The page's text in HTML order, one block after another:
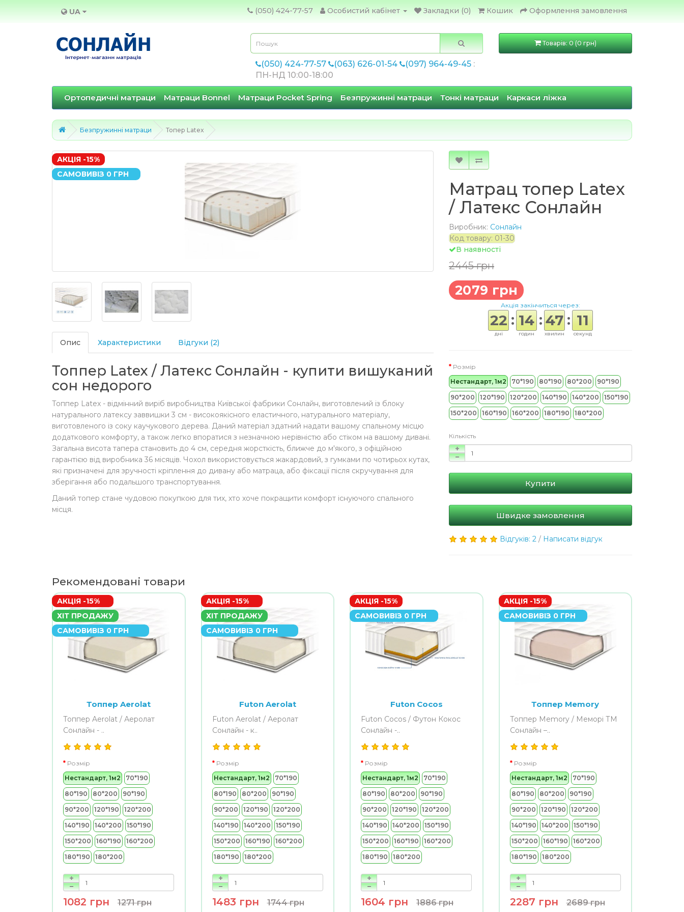
UA (050) 424-77-57 Особистий кабінет Закладки (0) Кошик Оформлення замовлення
(050) 424-77-57 (063) 626-01-54 (097) 964-49-45 :
ПН-НД 10:00-18:00
Товарів: 0 (0 грн)
Ортопедичні матраци Матраци Bonnel Матраци Pocket Spring Безпружинні матраци Тонкі матраци Каркаси ліжка
Безпружинні матраци Топер Latex
АКЦІЯ -15%
САМОВИВІЗ 0 ГРН
Опис Характеристики Відгуки (2)
Топпер Latex / Латекс Сонлайн - купити вишуканий
сон недорого
Топпер Latex - відмінний виріб виробництва Київської фабрики Сонлайн, виготовлений із блоку
натурального латексу заввишки 3 см - високоякісного еластичного, натурального матеріалу,
виготовленого із соку каучукового дерева. Даний матеріал здатний надати вашому спальному місцю
додаткового комфорту, а також легко впоратися з незначною нерівністю або стіком на вашому дивані.
Загальна висота тапера становить до 4 см, середня жорсткість, ближче до м'якого, з офіційною
гарантією від виробника 36 місяців. Чохол використовується жакардовий, з гумками по чотирьох кутах,
які призначені для зручності кріплення до дивану або матраца, або фіксації після скручування для
зберігання або подальшого транспортування.
Даний топер стане чудовою покупкою для тих, хто хоче покращити комфорт існуючого спального
місця.
Матрац топер Latex
/ Латекс Сонлайн
Виробник: Сонлайн
Код товару: 01-30
В наявності
2445 грн
2079 грн
Акція закінчиться через:
22
дні
: 14
годин
: 47
хвилин
: 10
секунд
Розмір
Нестандарт, 1м2
70*190 80*190 80*200 90*190
90*200 120*190 120*200 140*190 140*200 150*190
150*200 160*190 160*200 180*190 180*200
Кількість
Купити
Швидке замовлення
Відгуків: 2 / Написати відгук
Рекомендовані товари
АКЦІЯ -15%
ХІТ ПРОДАЖУ
САМОВИВІЗ 0 ГРН
Топпер Aerolat
Топпер Aerolat / Аеролат
Сонлайн - ..
Розмір
Нестандарт, 1м2
70*190
80*190 80*200 90*190
90*200 120*190 120*200
140*190 140*200 150*190
150*200 160*190 160*200
180*190 180*200
1082 грн 1271 грн
АКЦІЯ -15%
ХІТ ПРОДАЖУ
САМОВИВІЗ 0 ГРН
Futon Aerolat
Futon Aerolat / Аеролат
Сонлайн - к..
Розмір
Нестандарт, 1м2
70*190
80*190 80*200 90*190
90*200 120*190 120*200
140*190 140*200 150*190
150*200 160*190 160*200
180*190 180*200
1483 грн 1744 грн
АКЦІЯ -15%
САМОВИВІЗ 0 ГРН
Futon Cocos
Futon Cocos / Футон Кокос
Сонлайн -..
Розмір
Нестандарт, 1м2
70*190
80*190 80*200 90*190
90*200 120*190 120*200
140*190 140*200 150*190
150*200 160*190 160*200
180*190 180*200
1604 грн 1886 грн
АКЦІЯ -15%
САМОВИВІЗ 0 ГРН
Топпер Memory
Топпер Memory / Меморі ТМ
Сонлайн –..
Розмір
Нестандарт, 1м2
70*190
80*190 80*200 90*190
90*200 120*190 120*200
140*190 140*200 150*190
150*200 160*190 160*200
180*190 180*200
2287 грн 2689 грн